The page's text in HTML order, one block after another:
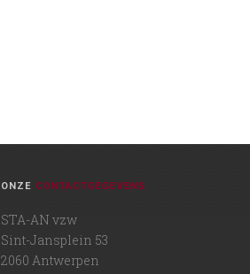
ONZE CONTACTGEGEVENS
STA-AN vzw
Sint-Jansplein 53
2060 Antwerpen